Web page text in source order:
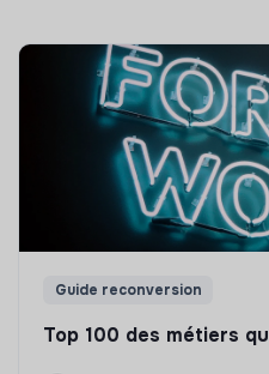
Guide reconversion
Top 100 des métiers